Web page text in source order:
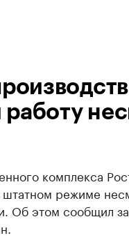
комплекса
штатном режиме
Об этом сообщил